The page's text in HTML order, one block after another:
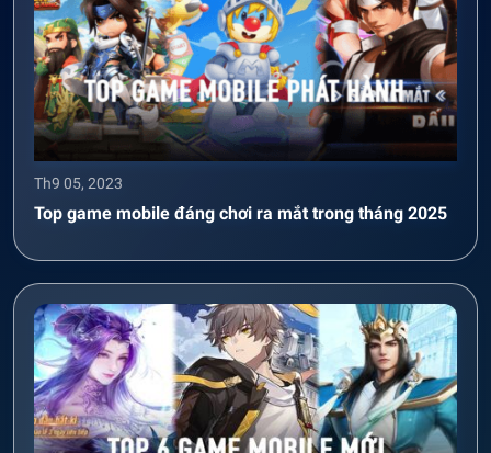
Th9 05, 2023
Top game mobile đáng chơi ra mắt trong tháng 2025